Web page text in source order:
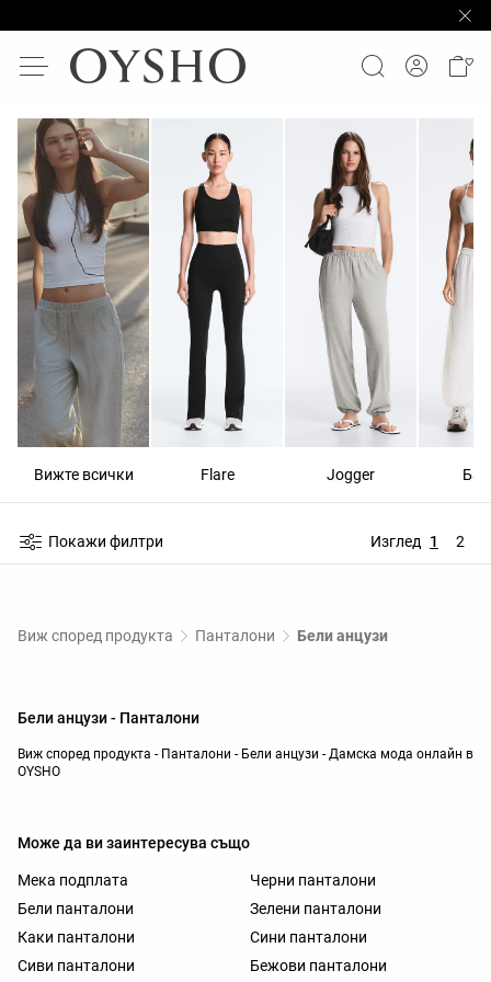
Вижте всички Flare Jogger
Покажи филтри Изглед 1 2
Виж според продукта Панталони Бели анцузи
Бели анцузи - Панталони
Виж според продукта - Панталони - Бели анцузи - Дамска мода онлайн в
OYSHO
Може да ви заинтересува също
Мека подплата
Черни панталони
Бели панталони
Зелени панталони
Каки панталони
Сини панталони
Сиви панталони
Бежови панталони